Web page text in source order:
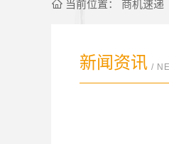
当前位置： 商机速递
新闻资讯 /